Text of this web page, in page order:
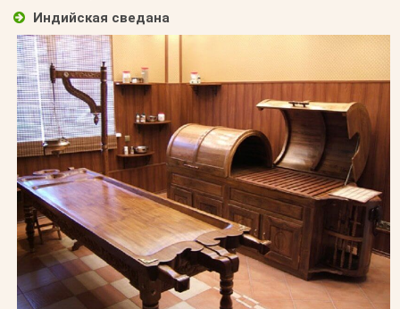
Индийская сведана